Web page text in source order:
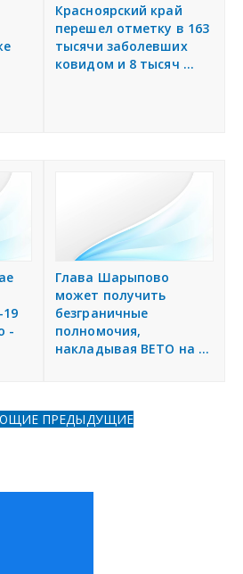
Красноярский край
перешел отметку в 163
тысячи заболевших
ковидом и 8 тысяч ...
-
Глава Шарыпово
может получить
безграничные
полномочия,
накладывая ВЕТО на ...
ПРЕДЫДУЩИЕ